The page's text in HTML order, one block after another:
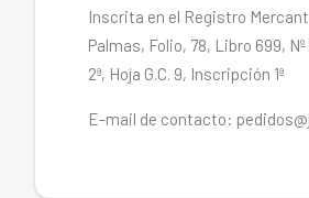
Inscrita en el Registro
Palmas, Folio, 78, Libro 699,
2ª, Hoja G.C. 9, Inscripción 1ª
E-mail de contacto: